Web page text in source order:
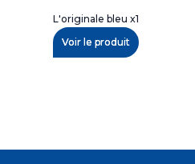
L'originale bleu x1
Voir le produit